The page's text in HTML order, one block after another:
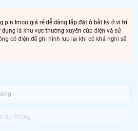
pin Imou giá rẻ dễ dàng lắp đặt ở bắt kỳ ở vị trí
là khu vực thường xuyên cúp điện và sử
có điện để ghi hình lưu lại khi có khả nghi sẽ
Dự Phòng